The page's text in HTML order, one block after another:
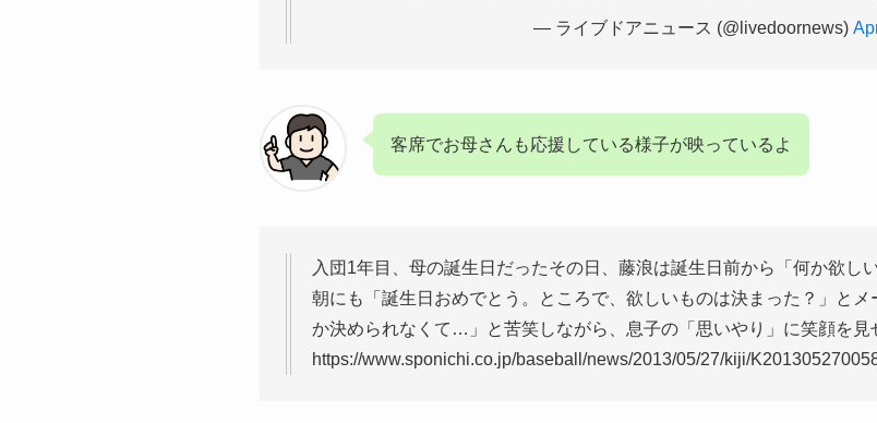
— ライブドアニュース (@livedoornews)
客席でお母さんも応援している様子が映っているよ
入団1年目、母の誕生日だったその日、藤浪は誕生日前から「何か欲し
朝にも「誕生日おめでとう。ところで、欲しいものは決まった？」と
か決められなくて…」と苦笑しながら、息子の「思いやり」に笑顔を見
https://www.sponichi.co.jp/baseball/news/2013/05/27/kiji/